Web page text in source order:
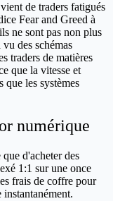
de traders fatigués
Fear and Greed à
ne sont pas non plus
des schémas
traders de matières
que la vitesse et
que les systèmes
numérique
d'acheter des
1:1 sur une once
frais de coffre pour